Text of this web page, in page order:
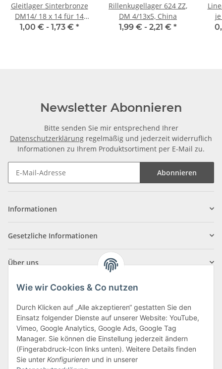
Gleitlager Sinterbronze
DM14/ 18 x 14 für 14
mm Welle
1,00 € - 1,73 € *
Rillenkugellager 624 ZZ,
DM 4/13x5, China
1,99 € - 2,21 € *
Newsletter Abonnieren
Bitte senden Sie mir entsprechend Ihrer
Datenschutzerklärung regelmäßig und jederzeit widerruflich
Informationen zu Ihrem Produktsortiment per E-Mail zu.
Abonnieren
Informationen
Gesetzliche Informationen
Über uns
Klagenfurter Straße 29
9556 Liebenfels
Montag bis Donnerstag: 8:00 bis 16:30 Uhr
Wie wir Cookies & Co nutzen
Durch Klicken auf „Alle akzeptieren“ gestatten Sie den
Einsatz folgender Dienste auf unserer Website: YouTube,
Vimeo, Google Analytics, Google Ads, Google Tag
Manager. Sie können die Einstellung jederzeit ändern
(Fingerabdruck-Icon links unten). Weitere Details finden
Sie unter Konfigurieren und in unserer